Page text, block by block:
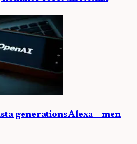
generations Alexa – men